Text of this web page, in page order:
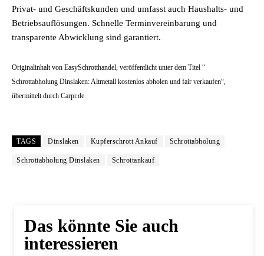
Privat- und Geschäftskunden und umfasst auch Haushalts- und
Betriebsauflösungen. Schnelle Terminvereinbarung und
transparente Abwicklung sind garantiert.
Originalinhalt von EasySchrotthandel, veröffentlicht unter dem Titel “
Schrottabholung Dinslaken: Altmetall kostenlos abholen und fair verkaufen“,
übermittelt durch Carpr.de
TAGS Dinslaken Kupferschrott Ankauf Schrottabholung
Schrottabholung Dinslaken Schrottankauf
Das könnte Sie auch
interessieren